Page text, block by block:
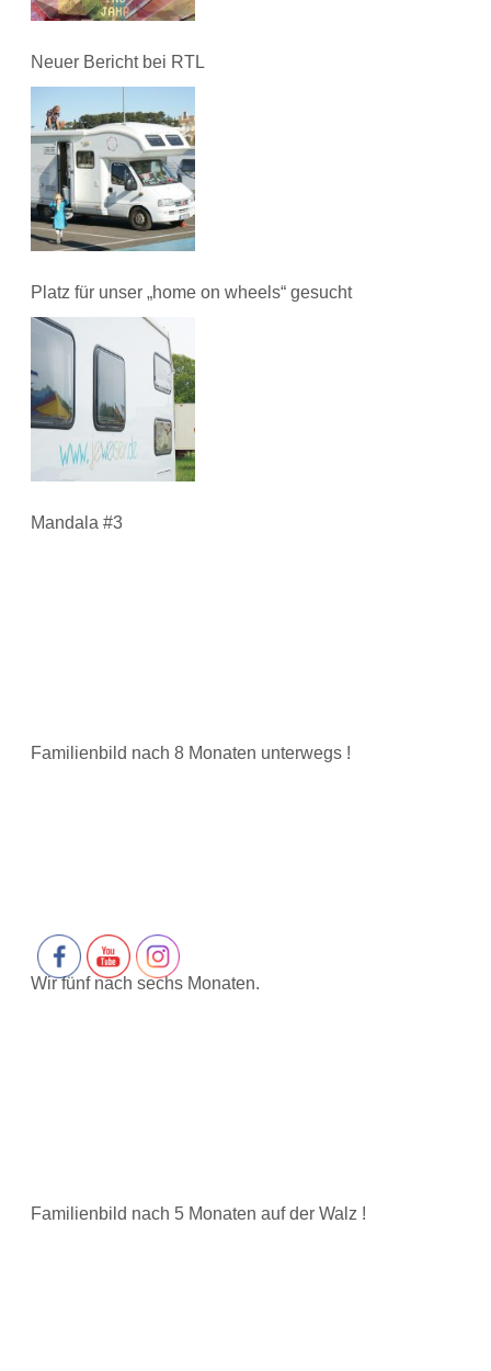
Neuer Bericht bei RTL
Platz für unser „home on wheels“ gesucht
Mandala #3
Familienbild nach 8 Monaten unterwegs !
Wir fünf nach sechs Monaten.
Familienbild nach 5 Monaten auf der Walz !